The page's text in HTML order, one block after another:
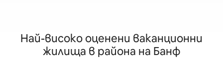
Най-високо оценени ваканционни
жилища в района на Банф